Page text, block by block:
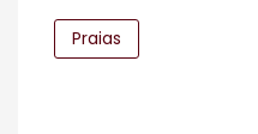
Praias